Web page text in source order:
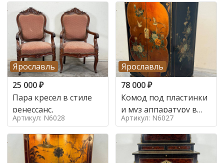
Ярославль
25 000₽
Пара кресел в стиле
ренессанс,
Артикул: N6028
Ярославль
78 000₽
Комод под пластинки
и муз аппаратуру в
стиле шинуазри,
Артикул: N6027